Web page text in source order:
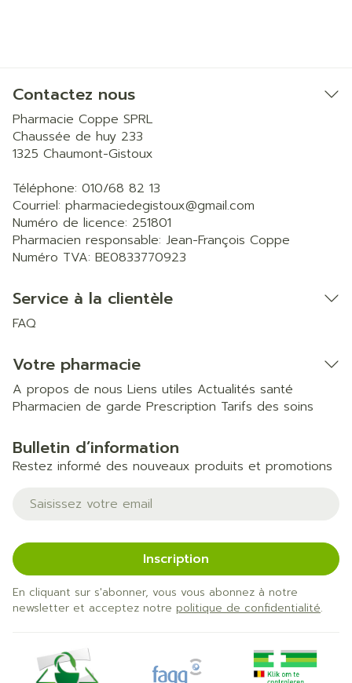
Contactez nous
Pharmacie Coppe SPRL
Chaussée de huy 233
1325 Chaumont-Gistoux
Téléphone: 010/68 82 13
Courriel: pharmaciedegistoux@gmail.com
Numéro de licence: 251801
Pharmacien responsable: Jean-François Coppe
Numéro TVA: BE0833770923
Service à la clientèle
FAQ
Votre pharmacie
A propos de nous Liens utiles Actualités santé
Pharmacien de garde Prescription Tarifs des soins
Bulletin d’information
Restez informé des nouveaux produits et promotions
Adresse mail
Inscription
En cliquant sur s'abonner, vous vous abonnez à notre
newsletter et acceptez notre politique de confidentialité.